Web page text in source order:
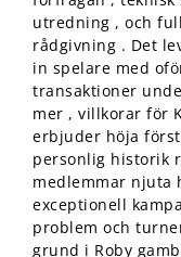
utredning , och
rådgivning . Det
in spelare med
transaktioner
mer , villkorar för
erbjuder höja
personlig historik
medlemmar njuta
exceptionell
problem och
grund i Roby